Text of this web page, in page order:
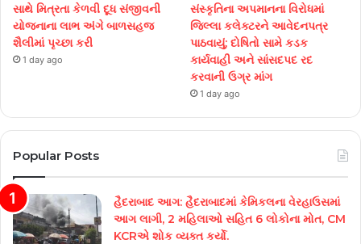
સાથે મિત્રતા કેળવી દૂધ સંજીવની
યોજનાના લાભ અંગે બાળસહજ
શૈલીમાં પૃચ્છા કરી
1 day ago
સંસ્કૃતિના અપમાનના વિરોધમાં
જિલ્લા કલેક્ટરને આવેદનપત્ર
પાઠવાયું; દોષિતો સામે કડક
કાર્યવાહી અને સાંસદપદ રદ
કરવાની ઉગ્ર માંગ
1 day ago
Popular Posts
હૈદરાબાદ આગ: હૈદરાબાદમાં કેમિકલના વેરહાઉસમાં
આગ લાગી, 2 મહિલાઓ સહિત 6 લોકોના મોત, CM
KCRએ શોક વ્યક્ત કર્યો.